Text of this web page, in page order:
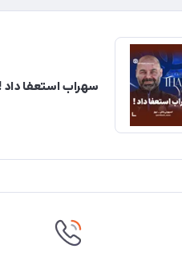
سهراب استعفا داد !